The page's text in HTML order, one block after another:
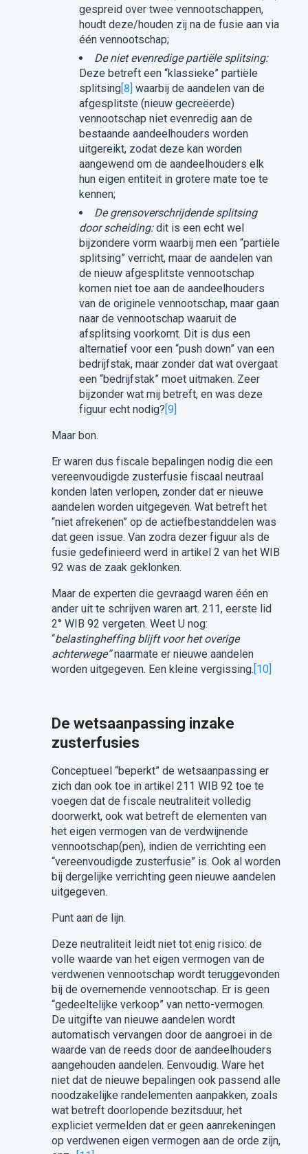
gespreid over twee vennootschappen,
houdt deze/houden zij na de fusie aan via
één vennootschap;
De niet evenredige partiële splitsing:
Deze betreft een “klassieke” partiële
splitsing[8] waarbij de aandelen van de
afgesplitste (nieuw gecreëerde)
vennootschap niet evenredig aan de
bestaande aandeelhouders worden
uitgereikt, zodat deze kan worden
aangewend om de aandeelhouders elk
hun eigen entiteit in grotere mate toe te
kennen;
De grensoverschrijdende splitsing
door scheiding: dit is een echt wel
bijzondere vorm waarbij men een “partiële
splitsing” verricht, maar de aandelen van
de nieuw afgesplitste vennootschap
komen niet toe aan de aandeelhouders
van de originele vennootschap, maar gaan
naar de vennootschap waaruit de
afsplitsing voorkomt. Dit is dus een
alternatief voor een “push down” van een
bedrijfstak, maar zonder dat wat overgaat
een “bedrijfstak” moet uitmaken. Zeer
bijzonder wat mij betreft, en was deze
figuur echt nodig?[9]
Maar bon.
Er waren dus fiscale bepalingen nodig die een
vereenvoudigde zusterfusie fiscaal neutraal
konden laten verlopen, zonder dat er nieuwe
aandelen worden uitgegeven. Wat betreft het
“niet afrekenen” op de actiefbestanddelen was
dat geen issue. Van zodra dezer figuur als de
fusie gedefinieerd werd in artikel 2 van het WIB
92 was de zaak geklonken.
Maar de experten die gevraagd waren één en
ander uit te schrijven waren art. 211, eerste lid
2° WIB 92 vergeten. Weet U nog:
“belastingheffing blijft voor het overige
achterwege” naarmate er nieuwe aandelen
worden uitgegeven. Een kleine vergissing.[10]
De wetsaanpassing inzake
zusterfusies
Conceptueel “beperkt” de wetsaanpassing er
zich dan ook toe in artikel 211 WIB 92 toe te
voegen dat de fiscale neutraliteit volledig
doorwerkt, ook wat betreft de elementen van
het eigen vermogen van de verdwijnende
vennootschap(pen), indien de verrichting een
“vereenvoudigde zusterfusie” is. Ook al worden
bij dergelijke verrichting geen nieuwe aandelen
uitgegeven.
Punt aan de lijn.
Deze neutraliteit leidt niet tot enig risico: de
volle waarde van het eigen vermogen van de
verdwenen vennootschap wordt teruggevonden
bij de overnemende vennootschap. Er is geen
“gedeeltelijke verkoop” van netto-vermogen.
De uitgifte van nieuwe aandelen wordt
automatisch vervangen door de aangroei in de
waarde van de reeds door de aandeelhouders
aangehouden aandelen. Eenvoudig. Ware het
niet dat de nieuwe bepalingen ook passend alle
noodzakelijke randelementen aanpakken, zoals
wat betreft doorlopende bezitsduur, het
expliciet vermelden dat er geen aanrekeningen
op verdwenen eigen vermogen aan de orde zijn,